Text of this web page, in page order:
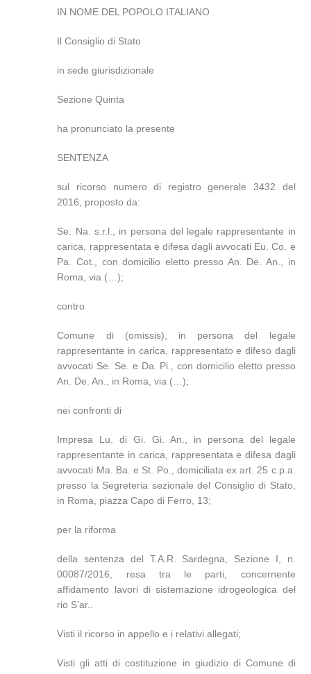
IN NOME DEL POPOLO ITALIANO
Il Consiglio di Stato
in sede giurisdizionale
Sezione Quinta
ha pronunciato la presente
SENTENZA
sul ricorso numero di registro generale 3432 del
2016, proposto da:
Se. Na. s.r.l., in persona del legale rappresentante in
carica, rappresentata e difesa dagli avvocati Eu. Co. e
Pa. Cot., con domicilio eletto presso An. De. An., in
Roma, via (…);
contro
Comune di (omissis), in persona del legale
rappresentante in carica, rappresentato e difeso dagli
avvocati Se. Se. e Da. Pi., con domicilio eletto presso
An. De. An., in Roma, via (…);
nei confronti di
Impresa Lu. di Gi. Gi. An., in persona del legale
rappresentante in carica, rappresentata e difesa dagli
avvocati Ma. Ba. e St. Po., domiciliata ex art. 25 c.p.a.
presso la Segreteria sezionale del Consiglio di Stato,
in Roma, piazza Capo di Ferro, 13;
per la riforma
della sentenza del T.A.R. Sardegna, Sezione I, n.
00087/2016, resa tra le parti, concernente
affidamento lavori di sistemazione idrogeologica del
rio S’ar..
Visti il ricorso in appello e i relativi allegati;
Visti gli atti di costituzione in giudizio di Comune di